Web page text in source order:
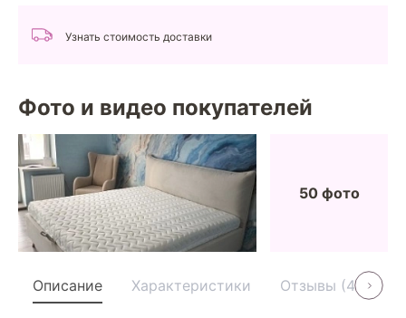
Узнать стоимость доставки
Фото и видео покупателей
50 фото
Описание Характеристики Отзывы (40)